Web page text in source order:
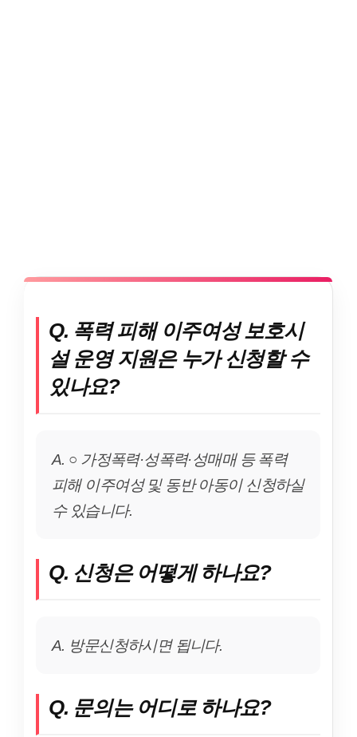
Q. 폭력 피해 이주여성 보호시
설 운영 지원은 누가 신청할 수
있나요?
A. ○ 가정폭력·성폭력·성매매 등 폭력
피해 이주여성 및 동반 아동이 신청하실
수 있습니다.
Q. 신청은 어떻게 하나요?
A. 방문신청하시면 됩니다.
Q. 문의는 어디로 하나요?